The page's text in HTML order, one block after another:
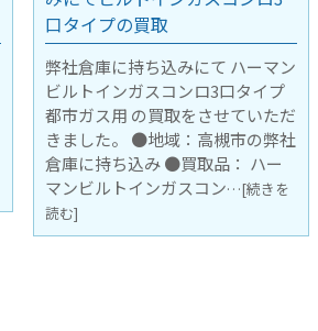
弊社倉庫に持ち込みにてSHARP
全自動洗濯機・ハイセンス2ドア
冷蔵庫 の買取をさせていただきま
した。 ●地域：高槻市の弊社倉庫
に持ち込み ●買取品： ①SHARP
全自動洗濯機…[続きを読む]